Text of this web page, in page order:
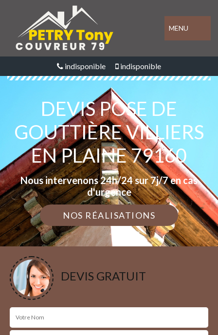
MENU
indisponible indisponible
DEVIS POSE DE
GOUTTIÈRE VILLIERS
EN PLAINE 79160
Nous intervenons 24h/24 sur 7j/7 en cas
d'urgence
NOS RÉALISATIONS
DEVIS GRATUIT